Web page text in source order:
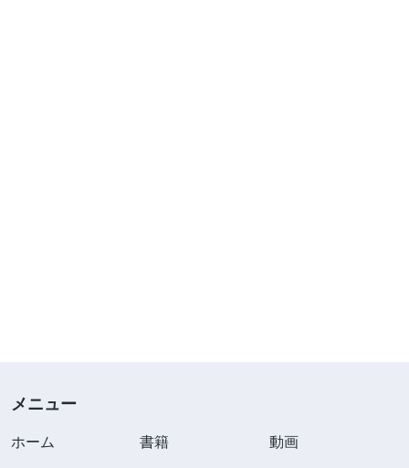
メニュー
ホーム 書籍
動画